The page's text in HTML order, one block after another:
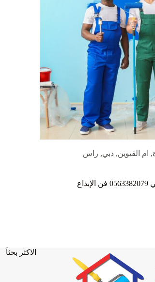
, ام القيوين, دبي, راس
الاكثر بحثاَ